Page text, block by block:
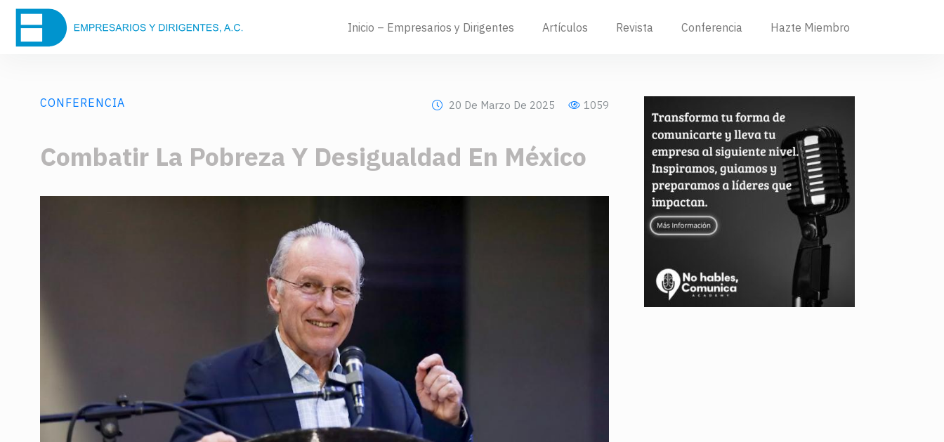
Inicio – Empresarios y Dirigentes Artículos Revista Conferencia Hazte Miembro
CONFERENCIA 20 De Marzo De 2025 1059
Combatir La Pobreza Y Desigualdad En México